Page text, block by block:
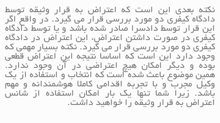
نکته بعدی این است که اعتراض به قرار وثیقه توسط
دادگاه کیفری دو مورد بررسی قرار می گیرد. در واقع اگر
این قرار توسط دادسرا صادر شده باشد و یا توسط دادگاه
کیفری در صورت داشتن اعتراض، این اعتراض در دادگاه
کیفری دو مورد بررسی قرار می گیرد. نکته بسیار مهمی که
وجود دارد این است که اساسا نتیجه این اعتراض قطعی
بوده و دیگر امکان هیچ اعتراضی در آن وجود ندارد.
همین موضوع باعث شده است که انتخاب و استفاده از یک
وکیل مجرب و با تجربه اقدامی کاملا هوشمندانه و مهم
باشد. زیرا شما تنها یک بار امکان استفاده از شانس
اعتراض به قرار وثیقه را خواهید داشت.